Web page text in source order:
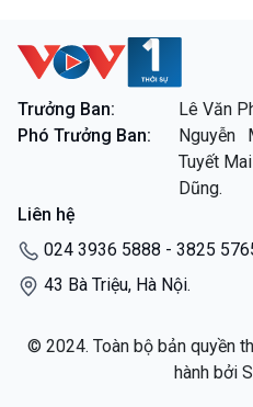
VOV1 đặc biệt
Thanh âm ký sự
Các chương trình đặc biệt
Trưởng Ban:
Lê Văn
Phó Trưởng Ban:
Nguyễn
Tuyết
Dũng.
Liên hệ
024 3936 5888 - 3825
43 Bà Triệu, Hà Nội.
© 2024. Toàn bộ bản quyền
hành bởi